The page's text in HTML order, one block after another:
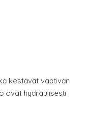
kestävät vaativan
ovat hydraulisesti